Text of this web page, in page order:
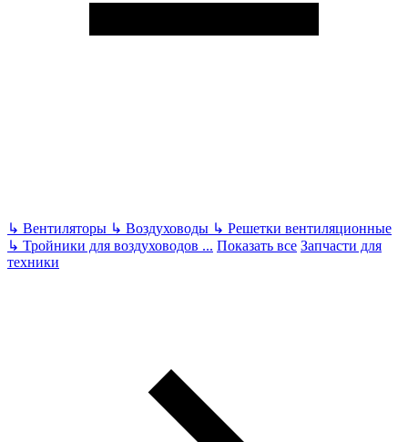
↳ Вентиляторы ↳ Воздуховоды ↳ Решетки вентиляционные
↳ Тройники для воздуховодов ... Показать все Запчасти для
техники